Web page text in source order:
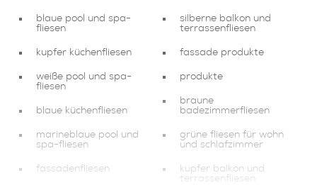
blaue pool und spa-
fliesen
kupfer küchenfliesen
weiße pool und spa-
fliesen
blaue küchenfliesen
marineblaue pool und
spa-fliesen
fassadenfliesen
silberne balkon und
terrassenfliesen
fassade produkte
produkte
braune
badezimmerfliesen
grüne fliesen für wohn
und schlafzimmer
kupfer balkon und
terrassenfliesen